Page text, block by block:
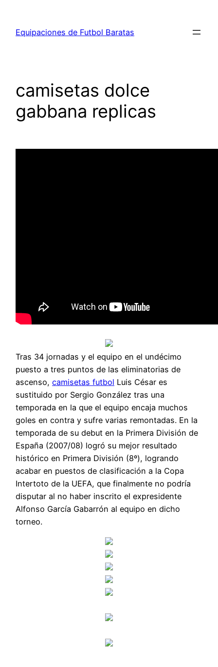
contenido
Equipaciones de Futbol Baratas
camisetas dolce
gabbana replicas
Tras 34 jornadas y el equipo en el undécimo
puesto a tres puntos de las eliminatorias de
ascenso, camisetas futbol Luis César es
sustituido por Sergio González tras una
temporada en la que el equipo encaja muchos
goles en contra y sufre varias remontadas. En la
temporada de su debut en la Primera División de
España (2007/08) logró su mejor resultado
histórico en Primera División (8º), logrando
acabar en puestos de clasificación a la Copa
Intertoto de la UEFA, que finalmente no podría
disputar al no haber inscrito el expresidente
Alfonso García Gabarrón al equipo en dicho
torneo.